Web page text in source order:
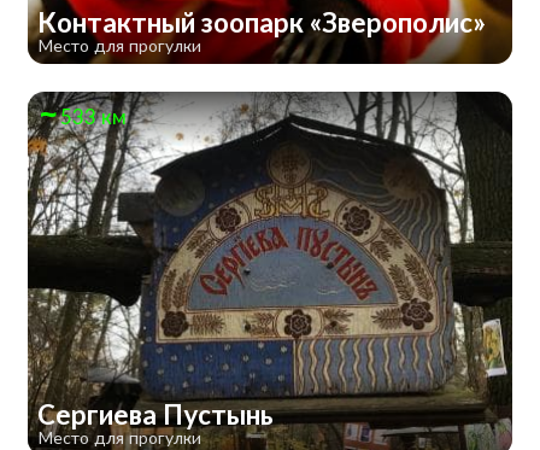
Контактный зоопарк «Зверополис»
Место для прогулки
533 км
Сергиева Пустынь
Место для прогулки